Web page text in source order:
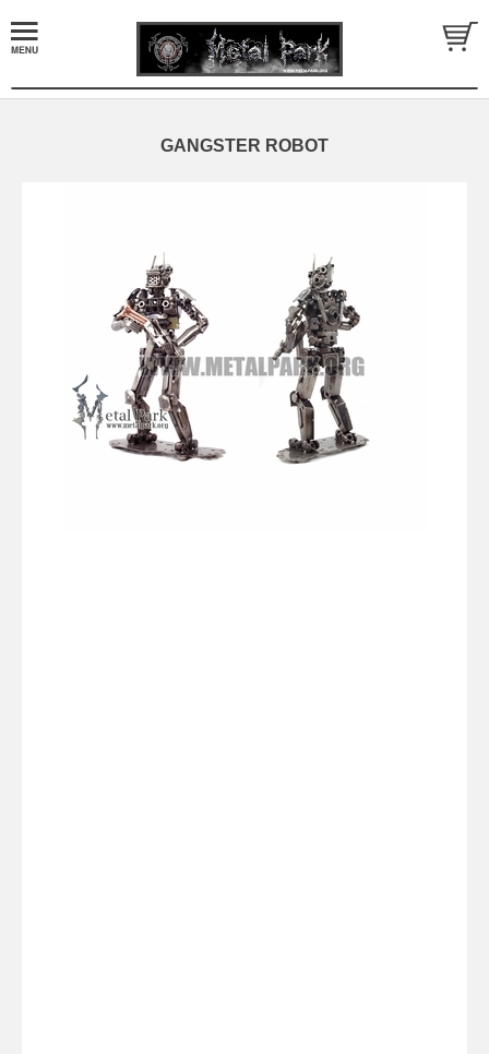
GANGSTER ROBOT